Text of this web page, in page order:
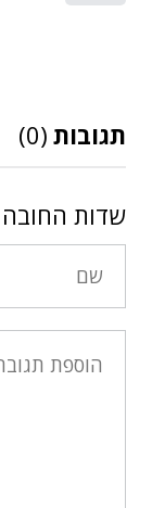
תגובות (0)
שדות החובה